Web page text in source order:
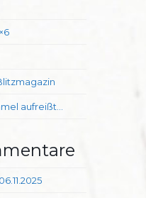
aufreißt…